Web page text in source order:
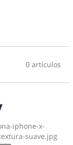
0 artículos